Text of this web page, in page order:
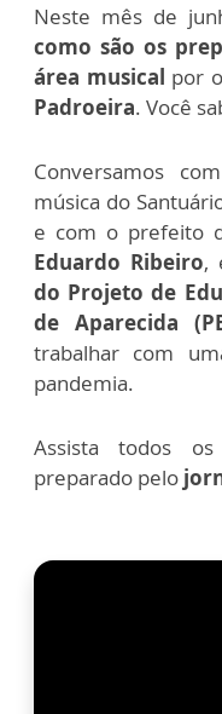
Neste mês de
como são os
área musical por
Padroeira. Você
Conversamos
música do
e com o prefeito
Eduardo Ribeiro,
do Projeto de
de Aparecida
trabalhar com
pandemia.
Assista todos
preparado pelo